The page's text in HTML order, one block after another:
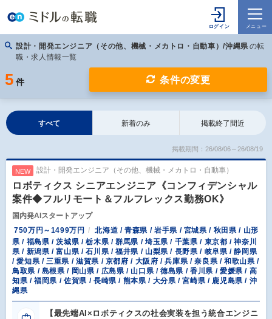
設計・開発エンジニア（その他、機械・メカトロ・自動車）/沖縄県 の転
職・求人情報一覧
5 件 条件の変更
すべて 新着のみ 掲載終了間近
掲載期間：26/08/06～26/08/19
NEW 設計・開発エンジニア（その他、機械・メカトロ・自動車）
ロボティクス シニアエンジニア《コンフィデンシャル
案件◆フルリモート＆フルフレックス勤務OK》
国内発AIスタートアップ
750万円～1499万円
北海道 / 青森県 / 岩手県 / 宮城県 / 秋田県 / 山形
県 / 福島県 / 茨城県 / 栃木県 / 群馬県 / 埼玉県 / 千葉県 / 東京都 / 神奈川
県 / 新潟県 / 富山県 / 石川県 / 福井県 / 山梨県 / 長野県 / 岐阜県 / 静岡県
/ 愛知県 / 三重県 / 滋賀県 / 京都府 / 大阪府 / 兵庫県 / 奈良県 / 和歌山県 /
鳥取県 / 島根県 / 岡山県 / 広島県 / 山口県 / 徳島県 / 香川県 / 愛媛県 / 高
知県 / 福岡県 / 佐賀県 / 長崎県 / 熊本県 / 大分県 / 宮崎県 / 鹿児島県 / 沖
縄県
【最先端AI×ロボティクスの社会実装を担う統合エンジニ